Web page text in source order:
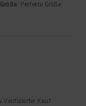
Größe: Perfekte Größe
Verifizierter Kauf